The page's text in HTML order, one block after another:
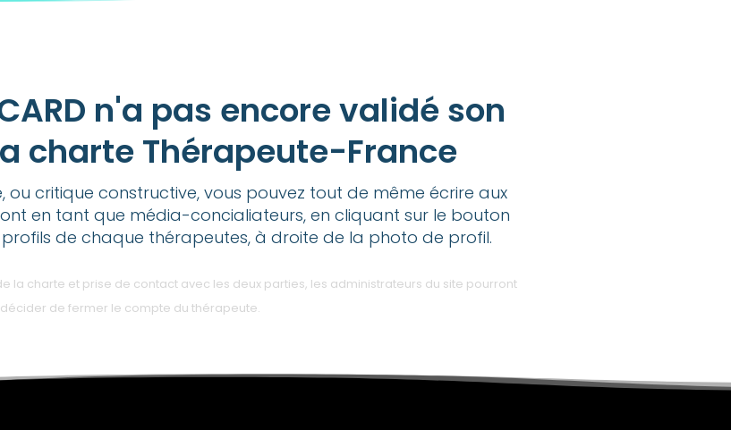
n'a pas encore validé son
charte Thérapeute-France
ou critique constructive, vous pouvez tout de même écrire aux
en tant que média-concialiateurs, en cliquant sur le bouton
profils de chaque thérapeutes, à droite de la photo de profil.
la charte et prise de contact avec les deux parties, les administrateurs du site pourront
décider de fermer le compte du thérapeute.